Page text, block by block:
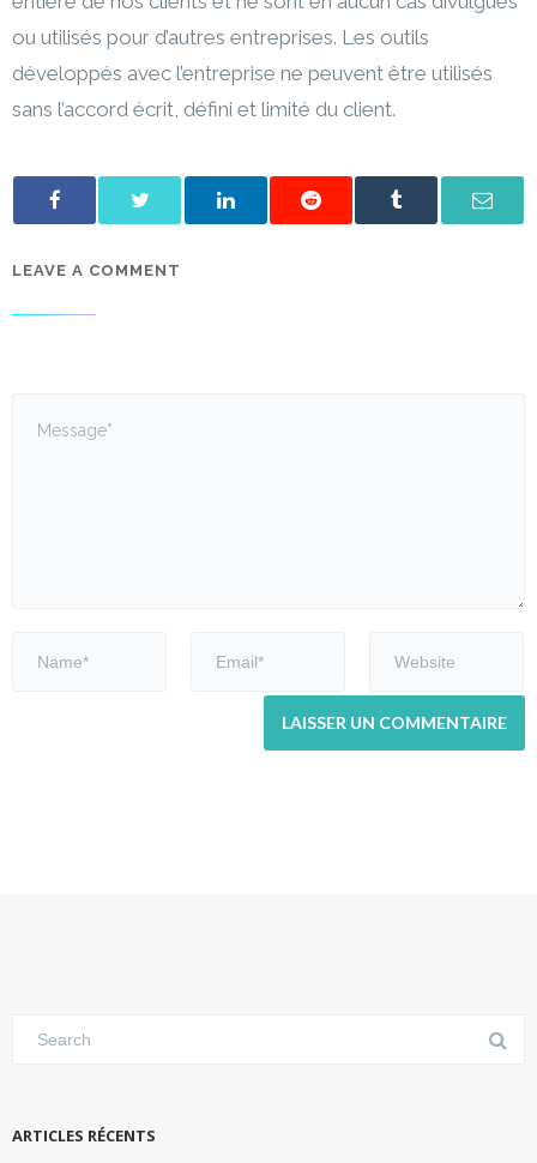
ou utilisés pour d’autres entreprises. Les outils
développés avec l’entreprise ne peuvent être utilisés
sans l’accord écrit, défini et limité du client.
LEAVE A COMMENT
ARTICLES RÉCENTS